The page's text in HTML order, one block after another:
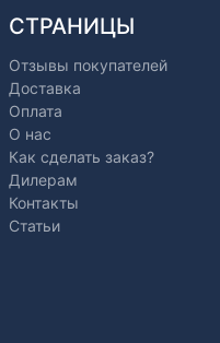
СТРАНИЦЫ
Отзывы покупателей
Доставка
Оплата
О нас
Как сделать заказ?
Дилерам
Контакты
Статьи